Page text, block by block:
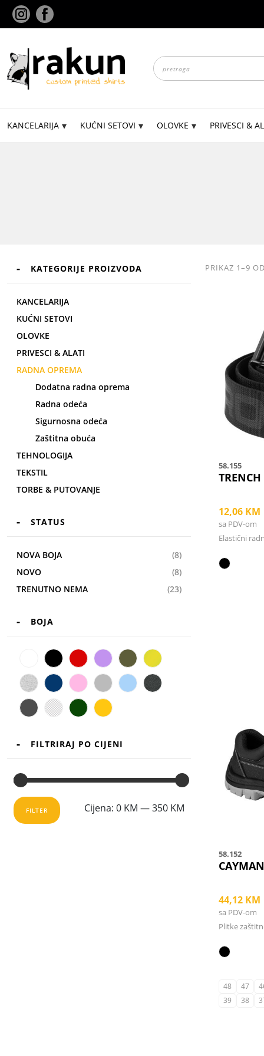
Skip
Products
search
KANCELARIJA KUĆNI SETOVI OLOVKE PRIVESCI &
KATEGORIJE PROIZVODA
KANCELARIJA
KUĆNI SETOVI
OLOVKE
PRIVESCI & ALATI
RADNA OPREMA
Dodatna radna oprema
Radna odeća
Sigurnosna odeća
Zaštitna obuća
TEHNOLOGIJA
TEKSTIL
TORBE & PUTOVANJE
STATUS
NOVA BOJA
(8)
NOVO
(8)
TRENUTNO NEMA
(23)
BOJA
FILTRIRAJ PO CIJENI
Minimalna
Maksimalna
FILTER Cijena: 0 KM —350 KM
PRIKAZ 1–9
58.155
TRENCH
12,06 KM
sa PDV-om
Elastični
multiple
variants.
The
options
may
be
chosen
the
product
58.152
44,12 KM
sa PDV-om
Plitke
multiple
variants.
The
options
may
the
product
48 47
39
38